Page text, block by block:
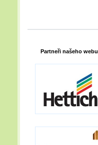
Partneři našeho